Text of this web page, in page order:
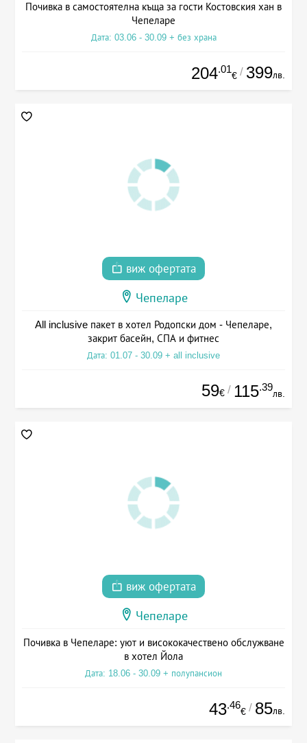
Почивка в самостоятелна къща за гости Костовския хан в
Чепеларе
Дата: 03.06 - 30.09 + без храна
204.01
€ / 399лв.
виж офертата
Чепеларе
All inclusive пакет в хотел Родопски дом - Чепеларе,
закрит басейн, СПА и фитнес
Дата: 01.07 - 30.09 + all inclusive
59€ / 115.39
лв.
виж офертата
Чепеларе
Почивка в Чепеларе: уют и висококачествено обслужване
в хотел Йола
Дата: 18.06 - 30.09 + полупансион
43.46
€ / 85лв.